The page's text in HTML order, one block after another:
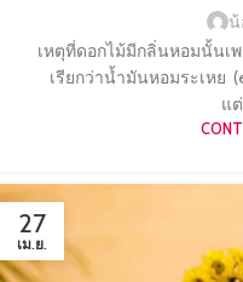
เหตุที่ดอกไม้มีกลิ่นหอมนั้นเ
เรียกว่าน้ำมันหอมระเหย
แ
27
เม.ย.